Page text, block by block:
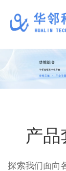
产品
探索我们面向